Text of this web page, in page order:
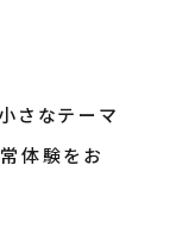
さなテーマ
体験をお